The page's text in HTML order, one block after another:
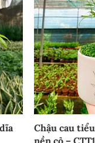
Chậu cau